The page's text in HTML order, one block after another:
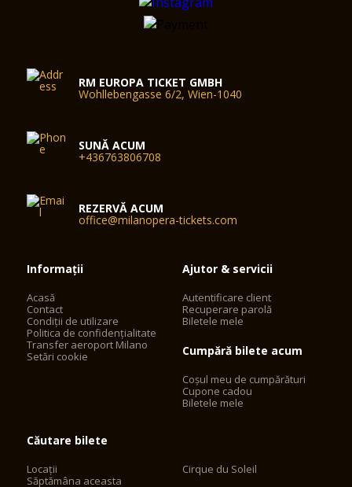
RM EUROPA TICKET GMBH
Wohllebengasse 6/2, Wien-1040
SUNĂ ACUM
+436763806708
REZERVĂ ACUM
office@milanopera-tickets.com
Informații
Acasă
Contact
Condiții de utilizare
Politica de confidențialitate
Transfer aeroport Milano
Setări cookie
Ajutor & servicii
Autentificare client
Recuperare parolă
Biletele mele
Cumpără bilete acum
Coșul meu de cumpărături
Cupone cadou
Biletele mele
Căutare bilete
Locații
Săptămâna aceasta
Cirque du Soleil